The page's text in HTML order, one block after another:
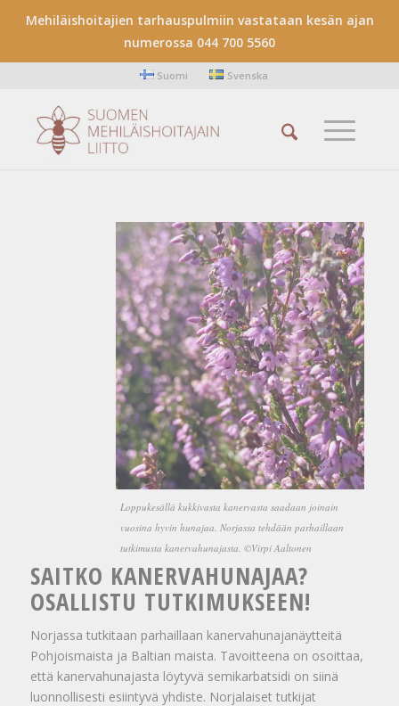
Mehiläishoitajien tarhauspulmiin vastataan kesän ajan
numerossa 044 700 5560
Suomi Svenska
Loppukesällä kukkivasta kanervasta saadaan joinain
vuosina hyvin hunajaa. Norjassa tehdään parhaillaan
tutkimusta kanervahunajasta. ©Virpi Aaltonen
SAITKO KANERVAHUNAJAA?
OSALLISTU TUTKIMUKSEEN!
Norjassa tutkitaan parhaillaan kanervahunajanäytteitä
Pohjoismaista ja Baltian maista. Tavoitteena on osoittaa,
että kanervahunajasta löytyvä semikarbatsidi on siinä
luonnollisesti esiintyvä yhdiste. Norjalaiset tutkijat